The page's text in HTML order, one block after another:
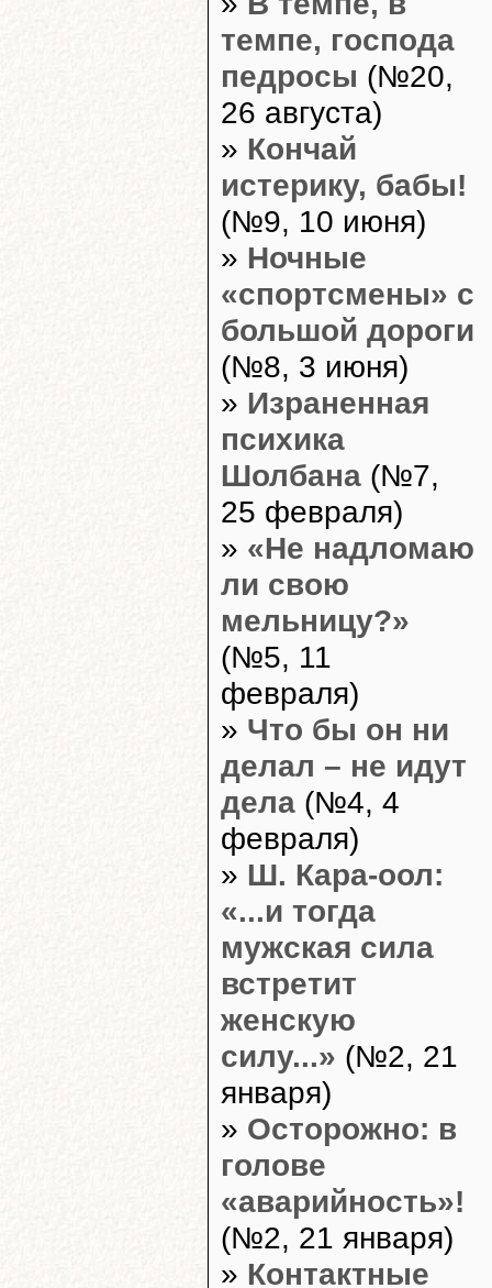
темпе, господа
педросы (№20,
26 августа)
» Кончай
истерику, бабы!
(№9, 10 июня)
» Ночные
«спортсмены» с
большой дороги
(№8, 3 июня)
» Израненная
психика
Шолбана (№7,
25 февраля)
» «Не надломаю
ли свою
мельницу?»
(№5, 11
февраля)
» Что бы он ни
делал – не идут
дела (№4, 4
февраля)
» Ш. Кара-оол:
«...и тогда
мужская сила
встретит
женскую
силу...» (№2, 21
января)
» Осторожно: в
голове
«аварийность»!
(№2, 21 января)
» Контактные